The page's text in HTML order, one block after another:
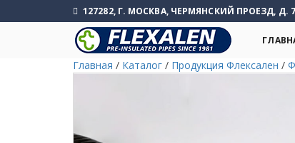
127282, Г. МОСКВА, ЧЕРМЯНСКИЙ ПРОЕЗД, Д. 7
Главная / Каталог / Продукция Флексален /